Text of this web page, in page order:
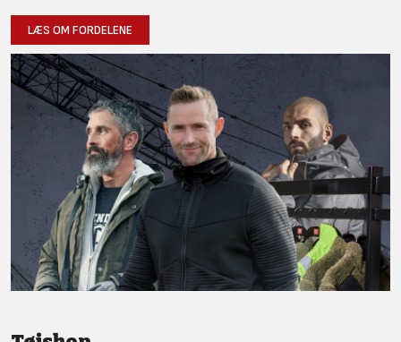
LÆS OM FORDELENE